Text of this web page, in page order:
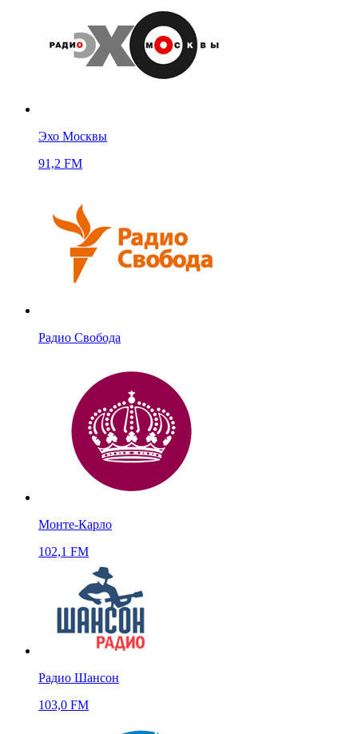
Эхо Москвы
91,2 FM
Радио Свобода
Монте-Карло
102,1 FM
Радио Шансон
103,0 FM